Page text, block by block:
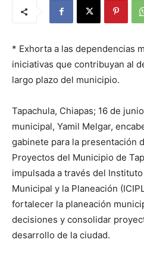
* Exhorta a las dependencias
iniciativas que contribuyan al
largo plazo del municipio.
Tapachula, Chiapas; 16 de
municipal, Yamil Melgar,
gabinete para la presentación
Proyectos del Municipio de
impulsada a través del
Municipal y la Planeación
fortalecer la planeación
decisiones y consolidar
desarrollo de la ciudad.